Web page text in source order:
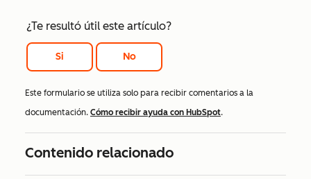
¿Te resultó útil este artículo?
Si No
Este formulario se utiliza solo para recibir comentarios a la
documentación. Cómo recibir ayuda con HubSpot.
Contenido relacionado